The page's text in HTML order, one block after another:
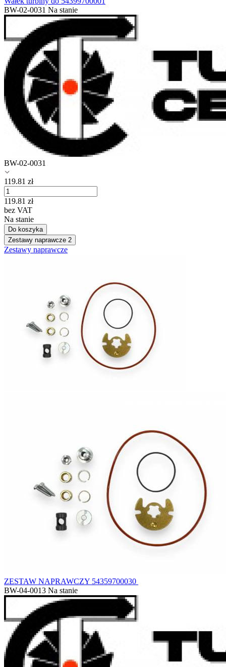
BW-02-0031 Na stanie
BW-02-0031
119.81 zł
119.81 zł
bez VAT
Na stanie
Do koszyka
Zestawy naprawcze 2
Zestawy naprawcze
ZESTAW NAPRAWCZY 54359700030
BW-04-0013 Na stanie